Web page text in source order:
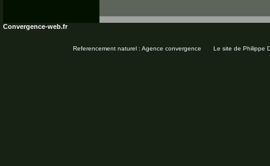
Convergence-web.fr
Le site de Philippe
Referencement naturel : Agence convergence